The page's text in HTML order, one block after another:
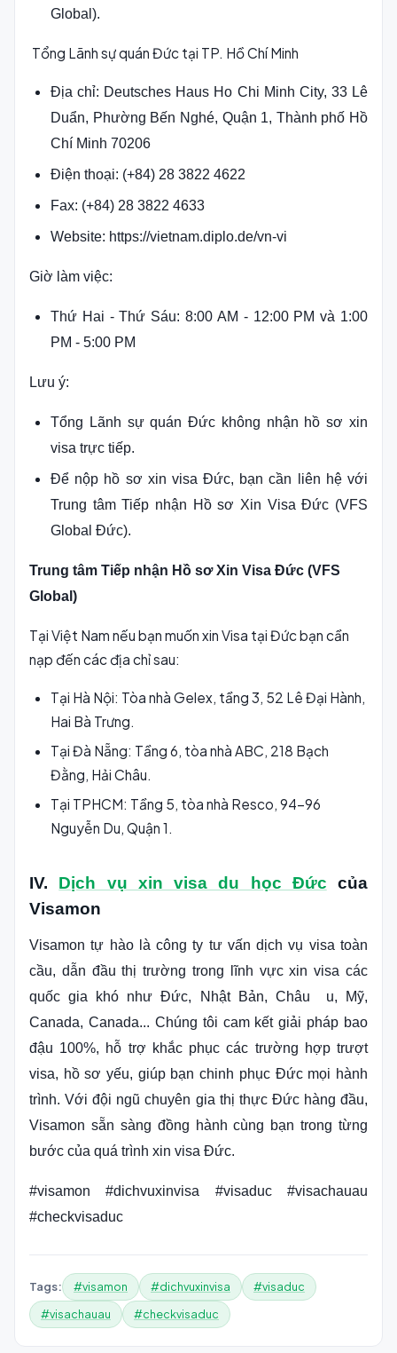
Global).
Tổng Lãnh sự quán Đức tại TP. Hồ Chí Minh
Địa chỉ: Deutsches Haus Ho Chi Minh City, 33 Lê
Duẩn, Phường Bến Nghé, Quận 1, Thành phố Hồ
Chí Minh 70206
Điện thoại: (+84) 28 3822 4622
Fax: (+84) 28 3822 4633
Website: https://vietnam.diplo.de/vn-vi
Giờ làm việc:
Thứ Hai - Thứ Sáu: 8:00 AM - 12:00 PM và 1:00
PM - 5:00 PM
Lưu ý:
Tổng Lãnh sự quán Đức không nhận hồ sơ xin
visa trực tiếp.
Để nộp hồ sơ xin visa Đức, bạn cần liên hệ với
Trung tâm Tiếp nhận Hồ sơ Xin Visa Đức (VFS
Global Đức).
Trung tâm Tiếp nhận Hồ sơ Xin Visa Đức (VFS
Global)
Tại Việt Nam nếu bạn muốn xin Visa tại Đức bạn cần
nạp đến các địa chỉ sau:
Tại Hà Nội: Tòa nhà Gelex, tầng 3, 52 Lê Đại Hành,
Hai Bà Trưng.
Tại Đà Nẵng: Tầng 6, tòa nhà ABC, 218 Bạch
Đằng, Hải Châu.
Tại TPHCM: Tầng 5, tòa nhà Resco, 94-96
Nguyễn Du, Quận 1.
IV. Dịch vụ xin visa du học Đức của
Visamon
Visamon tự hào là công ty tư vấn dịch vụ visa toàn
cầu, dẫn đầu thị trường trong lĩnh vực xin visa các
quốc gia khó như Đức, Nhật Bản, Châu u, Mỹ,
Canada, Canada... Chúng tôi cam kết giải pháp bao
đậu 100%, hỗ trợ khắc phục các trường hợp trượt
visa, hồ sơ yếu, giúp bạn chinh phục Đức mọi hành
trình. Với đội ngũ chuyên gia thị thực Đức hàng đầu,
Visamon sẵn sàng đồng hành cùng bạn trong từng
bước của quá trình xin visa Đức.
#visamon #dichvuxinvisa #visaduc #visachauau
#checkvisaduc
Tags: #visamon #dichvuxinvisa
#visaduc
#visachauau
#checkvisaduc